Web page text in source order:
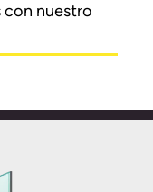
con nuestro